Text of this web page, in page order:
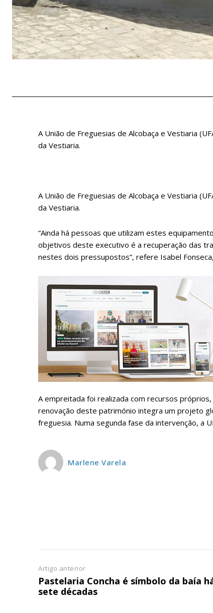
Acesso ao
A União de Freguesias de Alcobaça e Vestiaria
da Vestiaria.
A União de Freguesias de Alcobaça e Vestiaria
da Vestiaria.
“Ainda há pessoas que utilizam estes
objetivos deste executivo é a recuperação das
nestes dois pressupostos”, refere Isabel
A empreitada foi realizada com recursos
renovação deste património integra um projeto
freguesia. Numa segunda fase da intervenção, a
Marlene Varela
Artigo anterior
Pastelaria Concha é símbolo da baía
sete décadas